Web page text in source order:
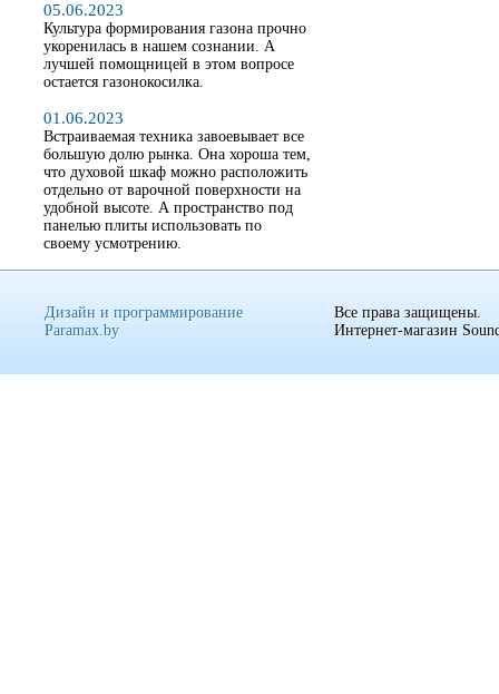
05.06.2023
Культура формирования газона прочно
укоренилась в нашем сознании. А
лучшей помощницей в этом вопросе
остается газонокосилка.
01.06.2023
Встраиваемая техника завоевывает все
большую долю рынка. Она хороша тем,
что духовой шкаф можно расположить
отдельно от варочной поверхности на
удобной высоте. А пространство под
панелью плиты использовать по
своему усмотрению.
Дизайн и программирование
Paramax.by
Все права защищены.
Интернет-магазин